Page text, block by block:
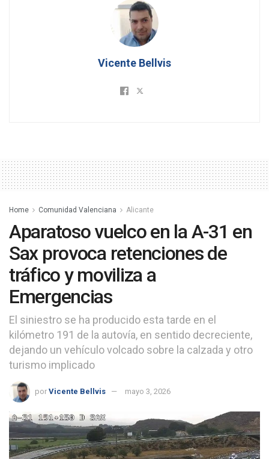
Vicente Bellvis
Home Comunidad Valenciana Alicante
Aparatoso vuelco en la A-31 en
Sax provoca retenciones de
tráfico y moviliza a
Emergencias
El siniestro se ha producido esta tarde en el
kilómetro 191 de la autovía, en sentido decreciente,
dejando un vehículo volcado sobre la calzada y otro
turismo implicado
por Vicente Bellvis mayo 3, 2026